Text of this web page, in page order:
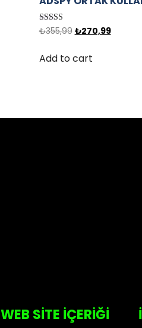
Rated
5.00
₺355,99 ₺270,99
Add to cart
WEB SİTE İÇERİĞİ